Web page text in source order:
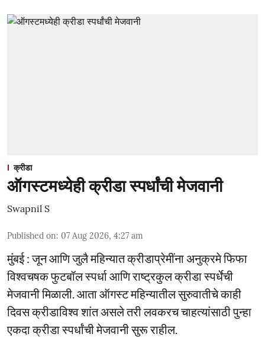
क्रीडा
ऑगस्टमध्येही क्रीडा स्पर्धांची मेजवानी
Swapnil S
Published on: 07 Aug 2026, 4:27 am
मुंबई : जून आणि जुलै महिन्यात क्रीडाप्रेमींना अनुक्रमे फिफा
विश्वचषक फुटबॉल स्पर्धा आणि राष्ट्रकुल क्रीडा स्पर्धेची
मेजवानी मिळाली. आता ऑगस्ट महिन्यातील सुरुवातीचे काही
दिवस क्रीडाविश्व शांत असले तरी लवकरच चाहत्यांसाठी पुन्हा
एकदा क्रीडा स्पर्धांची मेजवानी सुरू राहील.